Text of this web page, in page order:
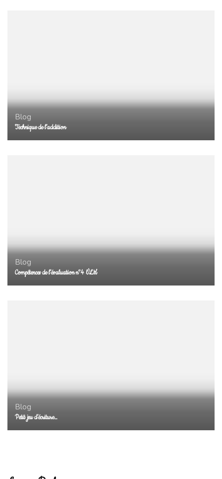
Blog
Technique de l’addition
Blog
Compétences de l’évaluation n°4 VLM
Blog
Petit jeu d’écriture…